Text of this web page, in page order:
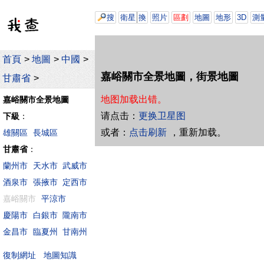
首頁 > 地圖 > 中國 >
甘肅省 >
嘉峪關市全景地圖
下級 ：
雄關區 長城區
甘肅省：
蘭州市
天水市 武威市
酒泉市 張掖市 定西市
嘉峪關市
平涼市
慶陽市
白銀市 隴南市
金昌市 臨夏州 甘南州
地圖知識
搜 衛星 換 照片 區劃 地圖 地形 3D 測
嘉峪關市全景地圖，街景地圖
地图加载出错。
请点击： 更换卫星图
或者： 点击刷新 ，重新加载。